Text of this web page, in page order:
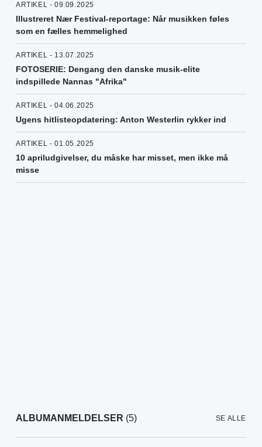
ARTIKEL - 09.09.2025
Illustreret Nær Festival-reportage: Når musikken føles
som en fælles hemmelighed
ARTIKEL - 13.07.2025
FOTOSERIE: Dengang den danske musik-elite
indspillede Nannas "Afrika"
ARTIKEL - 04.06.2025
Ugens hitlisteopdatering: Anton Westerlin rykker ind
ARTIKEL - 01.05.2025
10 apriludgivelser, du måske har misset, men ikke må
misse
ALBUMANMELDELSER (5) SE ALLE